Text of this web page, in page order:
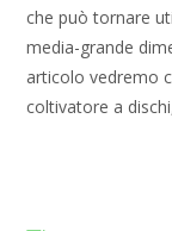
che può tornare
media-grande
articolo vedremo
coltivatore a